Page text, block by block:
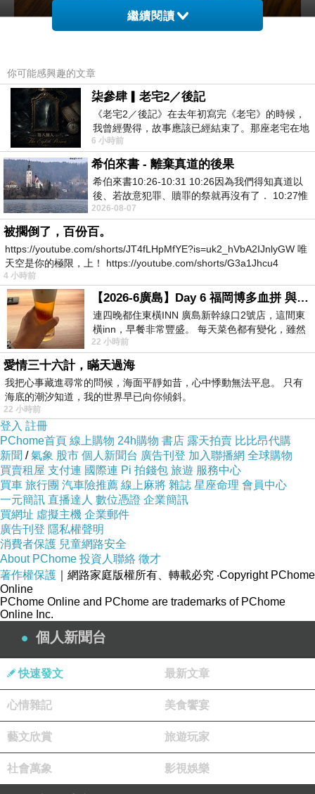
打發等待的時間，喝一碗冰涼的仙草蜜，降一降暑
氣
平常血壓都只有一百二十幾，今天溫度高， 38
度，
心跳也快，血壓衝高，而且今天每一位量血壓的民
眾，血壓都明顯比平常要高，實在是因為氣溫太高
了
繼續閱讀
你可能感興趣的文章
柒參肆▎老宅2／後記
《老宅2／後記》在去年初寫完《老宅》的時候，
我曾經覺得，故事應該已經結束了。那座老宅在地
震中倒塌，七個人終於離開那片黑暗，
6 小時前
希伯來書 - 離棄真道的後果
希伯來書10:26-10:31 10:26因為我們得知真道以
後、若故意犯罪、贖罪的祭就再沒有了． 10:27惟
有戰懼等候審判和那燒滅眾敵人的烈火
2026-08-07
被擱倒了，百份百。
https://youtube.com/shorts/JT4fLHpMfYE?is=uk2_hVbA2IJnlyGW 唯
天空是你的極限，上！ https://youtube.com/shorts/G3a1Jhcu4
4 小時前
【2026-6廣島】Day 6 福岡博多血拼 與機場接送少年司機深夜對談
連四晚都住東橫INN 廣島新幹線口2號店，這間東
橫inn，早餐非常豐盛。 每天菜色都有變化，雖然
看到工作人員拿出料理包加熱，但
22 小時前
愛情三十六計，瞞天過海
我把心事藏進尋常的問候，海面平靜如昔，心中悸動無法平息。 只有
海底的潮汐知道，我的世界早已向你傾斜。
22 小時前
登入 註冊
PChome首頁 線上購物 24h購物 書店 露天拍賣 比比昂代購
新聞 /氣象 股市 個人新聞台 廣告刊登 加入聯播網 全球購物
買賣租屋 支付連 國際連 Pi 拍錢包 旅遊 服務中心
買車 旅行團 汽車險推薦 線上麻將 雜誌 星座命理 會員中心
一元簡訊 直播達人 數位憑證 企業簡訊
買網址 虛擬主機 企業郵件
廣告刊登 隱私權聲明
消費者保護 兒童網路安全
About PChome 投資人聯絡 徵才
著作權保護 ｜網路家庭版權所有、轉載必究 ‧Copyright PChome
Online
PChome Online and PChome are trademarks of PChome
Online Inc.
個人新聞台
快速發文 最新文章
心情雜記 美食饗宴
藝文欣賞 旅遊玩家
社會萬象 影視娛樂